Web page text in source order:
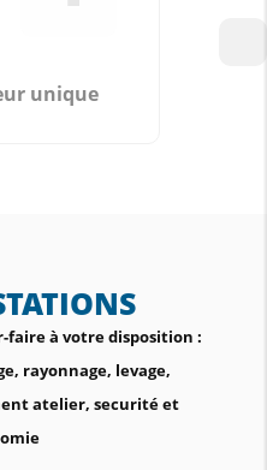
unique
faire à votre disposition :
rayonnage, levage,
atelier, securité et